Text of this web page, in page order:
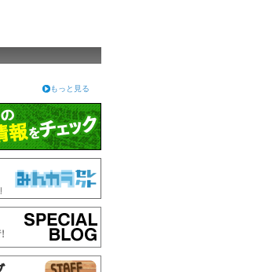
もっと見る